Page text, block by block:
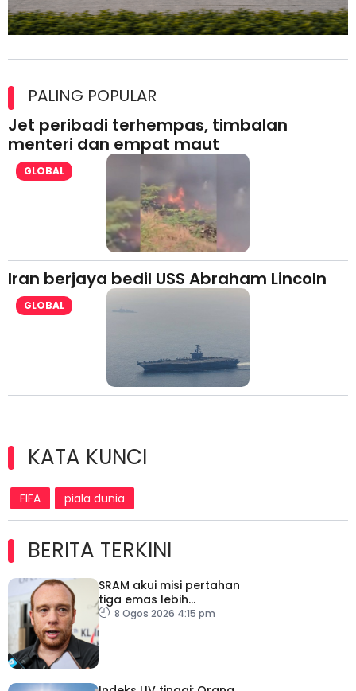
lesen separuh pertama 2026
PALING POPULAR
Jet peribadi terhempas, timbalan
menteri dan empat maut
GLOBAL
Iran berjaya bedil USS Abraham Lincoln
GLOBAL
KATA KUNCI
FIFA piala dunia
BERITA TERKINI
SRAM akui misi pertahan
tiga emas lebih
mencabar
8 Ogos 2026 4:15 pm